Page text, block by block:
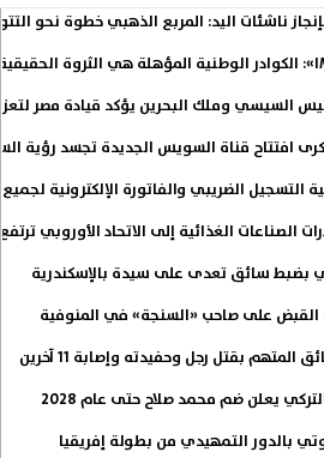
ناشئات اليد: المربع الذهبي خطوة نحو
السيسي وملك البحرين يؤكد قيادة مصر
افتتاح قناة السويس الجديدة تجسد رؤية
التسجيل الضريبي والفاتورة الإلكترونية
الغذائية إلى الاتحاد الأوروبي ترتفع 15.4% خلال النصف الأول من
بضبط سائق تعدى على سيدة بالإسكندرية
القبض على صاحب «السنجة» في المنوفية
بقتل رجل وحفيدته وإصابة 11 آخرين
يعلن ضم محمد صلاح حتى عام 2028
بالدور التمهيدي من بطولة إفريقيا